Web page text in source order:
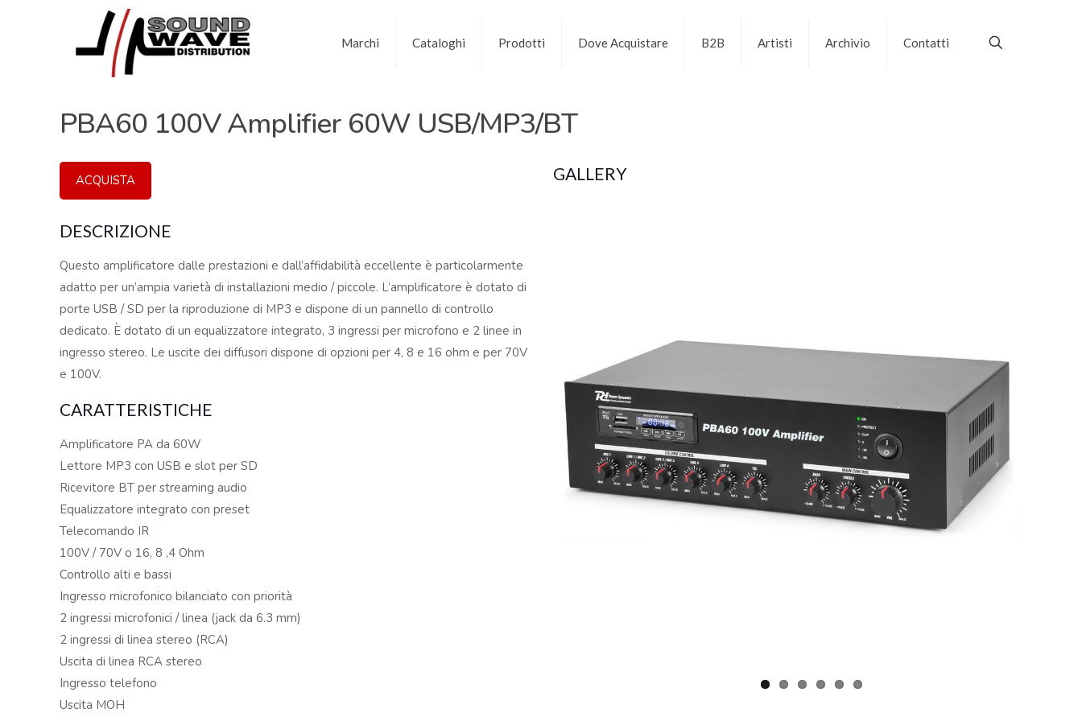
Marchi Cataloghi Prodotti Dove Acquistare B2B Artisti Archivio Contatti
PBA60 100V Amplifier 60W USB/MP3/BT
ACQUISTA
DESCRIZIONE
Questo amplificatore dalle prestazioni e dall’affidabilità eccellente è particolarmente
adatto per un’ampia varietà di installazioni medio / piccole. L’amplificatore è dotato di
porte USB / SD per la riproduzione di MP3 e dispone di un pannello di controllo
dedicato. È dotato di un equalizzatore integrato, 3 ingressi per microfono e 2 linee in
ingresso stereo. Le uscite dei diffusori dispone di opzioni per 4, 8 e 16 ohm e per 70V
e 100V.
CARATTERISTICHE
Amplificatore PA da 60W
Lettore MP3 con USB e slot per SD
Ricevitore BT per streaming audio
Equalizzatore integrato con preset
Telecomando IR
100V / 70V o 16, 8 ,4 Ohm
Controllo alti e bassi
Ingresso microfonico bilanciato con priorità
2 ingressi microfonici / linea (jack da 6.3 mm)
2 ingressi di linea stereo (RCA)
Uscita di linea RCA stereo
Ingresso telefono
Uscita MOH
GALLERY